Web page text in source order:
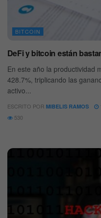
BITCOIN
DeFi y bitcoin están
En este año la productividad
428.7%, triplicando las
activo...
ESCRITO POR MIBELIS RAMOS
530